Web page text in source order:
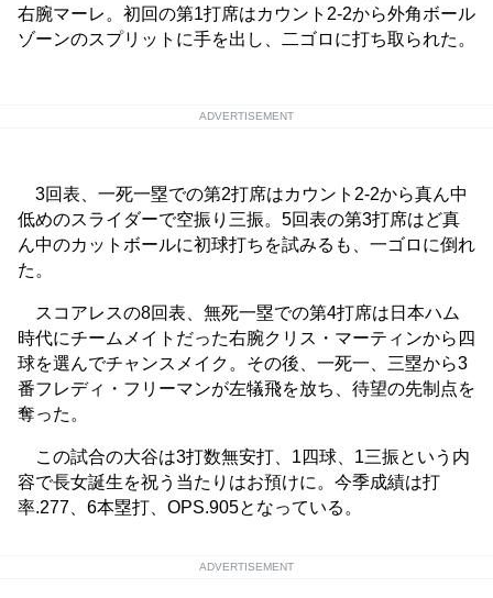
右腕マーレ。初回の第1打席はカウント2-2から外角ボール
ゾーンのスプリットに手を出し、二ゴロに打ち取られた。
ADVERTISEMENT
3回表、一死一塁での第2打席はカウント2-2から真ん中
低めのスライダーで空振り三振。5回表の第3打席はど真
ん中のカットボールに初球打ちを試みるも、一ゴロに倒れ
た。
スコアレスの8回表、無死一塁での第4打席は日本ハム
時代にチームメイトだった右腕クリス・マーティンから四
球を選んでチャンスメイク。その後、一死一、三塁から3
番フレディ・フリーマンが左犠飛を放ち、待望の先制点を
奪った。
この試合の大谷は3打数無安打、1四球、1三振という内
容で長女誕生を祝う当たりはお預けに。今季成績は打
率.277、6本塁打、OPS.905となっている。
ADVERTISEMENT